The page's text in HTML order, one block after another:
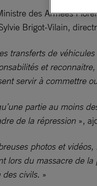
des Armées
Brigot-Vilain,
transferts de
et
servir à commettre
partie au moins
de la répression »,
photos et
lors du massacre de
civils. »